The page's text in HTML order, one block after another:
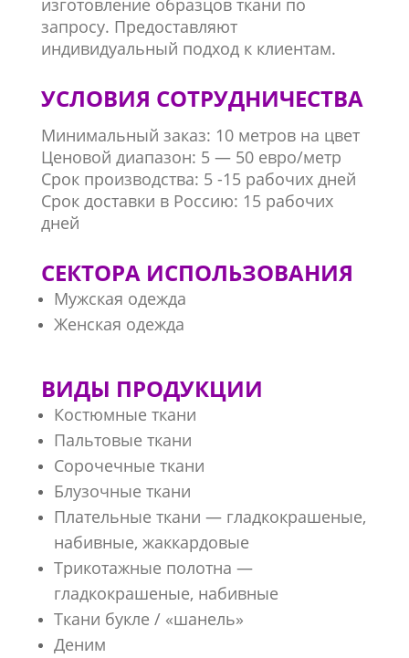
изготовление образцов ткани по
запросу. Предоставляют
индивидуальный подход к клиентам.
УСЛОВИЯ СОТРУДНИЧЕСТВА
Минимальный заказ: 10 метров на цвет
Ценовой диапазон: 5 — 50 евро/метр
Срок производства: 5 -15 рабочих дней
Срок доставки в Россию: 15 рабочих
дней
СЕКТОРА ИСПОЛЬЗОВАНИЯ
Мужская одежда
Женская одежда
ВИДЫ ПРОДУКЦИИ
Костюмные ткани
Пальтовые ткани
Сорочечные ткани
Блузочные ткани
Плательные ткани — гладкокрашеные,
набивные, жаккардовые
Трикотажные полотна —
гладкокрашеные, набивные
Ткани букле / «шанель»
Деним